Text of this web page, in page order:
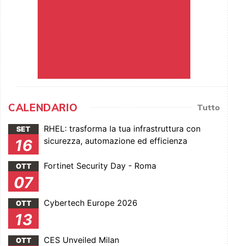
CALENDARIO Tutto
SET
16
RHEL: trasforma la tua infrastruttura con
sicurezza, automazione ed efficienza
OTT
07
Fortinet Security Day - Roma
OTT
13
Cybertech Europe 2026
OTT CES Unveiled Milan